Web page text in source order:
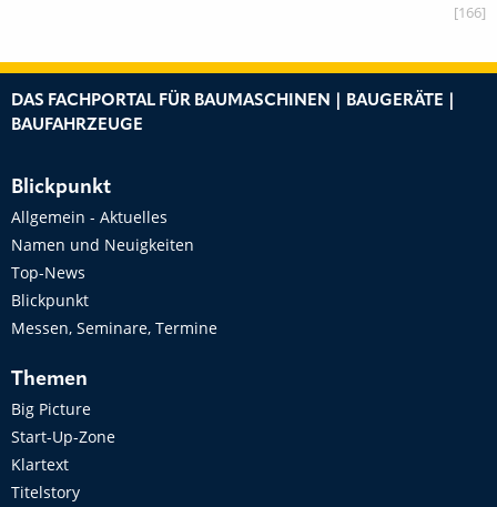
[166]
DAS FACHPORTAL FÜR BAUMASCHINEN | BAUGERÄTE |
BAUFAHRZEUGE
Blickpunkt
Allgemein - Aktuelles
Namen und Neuigkeiten
Top-News
Blickpunkt
Messen, Seminare, Termine
Themen
Big Picture
Start-Up-Zone
Klartext
Titelstory